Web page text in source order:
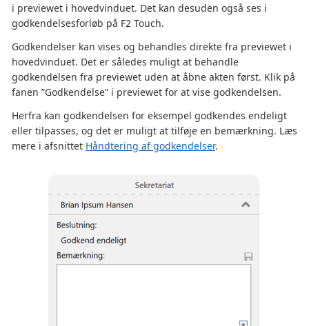
i previewet i hovedvinduet. Det kan desuden også ses i
godkendelsesforløb på F2 Touch.
Godkendelser kan vises og behandles direkte fra previewet i
hovedvinduet. Det er således muligt at behandle
godkendelsen fra previewet uden at åbne akten først. Klik på
fanen ”Godkendelse” i previewet for at vise godkendelsen.
Herfra kan godkendelsen for eksempel godkendes endeligt
eller tilpasses, og det er muligt at tilføje en bemærkning. Læs
mere i afsnittet Håndtering af godkendelser.